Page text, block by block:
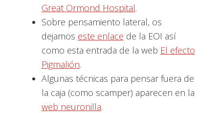
Great Ormond Hospital.
Sobre pensamiento lateral, os
dejamos este enlace de la EOI así
como esta entrada de la web El efecto
Pigmalión.
Algunas técnicas para pensar fuera de
la caja (como scamper) aparecen en la
web neuronilla.